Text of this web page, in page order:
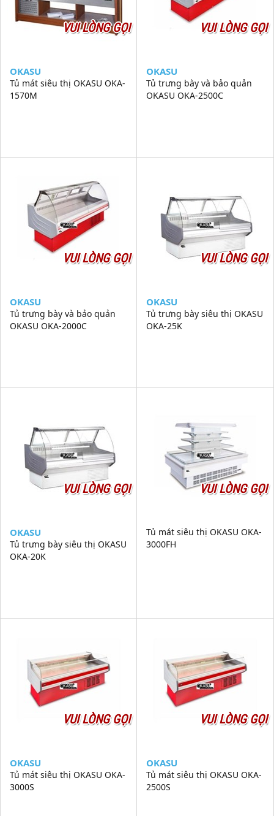
VUI LÒNG GỌI
OKASU
Tủ mát siêu thị OKASU OKA-
1570M
VUI LÒNG GỌI
OKASU
Tủ trưng bày và bảo quản
OKASU OKA-2500C
VUI LÒNG GỌI
OKASU
Tủ trưng bày và bảo quản
OKASU OKA-2000C
VUI LÒNG GỌI
OKASU
Tủ trưng bày siêu thị OKASU
OKA-25K
VUI LÒNG GỌI
OKASU
Tủ trưng bày siêu thị OKASU
OKA-20K
VUI LÒNG GỌI
Tủ mát siêu thị OKASU OKA-
3000FH
VUI LÒNG GỌI
OKASU
Tủ mát siêu thị OKASU OKA-
3000S
VUI LÒNG GỌI
OKASU
Tủ mát siêu thị OKASU OKA-
2500S